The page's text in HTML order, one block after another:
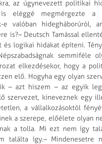
az úgynevezett politikai
eléggé megmérgezte a
e valóban hidegháborúról,
is?– Deutsch Tamással
és logikai hidakat építeni.
semmiféle
elkezdésekor, hogy a
elő. Hogyha egy olyan
– azt hiszem – az egyik
szervezet, kineveznek egy
a vállalkozásoktól
a szerepe, előélete olyan
a tolla. Mi ezt nem így
találta így.– Mindenesetre